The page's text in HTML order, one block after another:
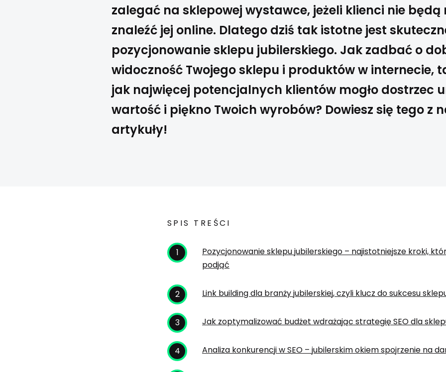
zalegać na sklepowej wystawce, jeżeli klienci nie będą
znaleźć jej online. Dlatego dziś tak istotne jest
pozycjonowanie sklepu jubilerskiego. Jak zadbać o
widoczność Twojego sklepu i produktów w internecie,
jak najwięcej potencjalnych klientów mogło dostrzec
wartość i piękno Twoich wyrobów? Dowiesz się tego z
artykuły!
SPIS TREŚCI
Pozycjonowanie sklepu jubilerskiego – najistotniejsze kroki,
podjąć
Link building dla branży jubilerskiej, czyli klucz do sukcesu
Jak zoptymalizować budżet wdrażając strategię SEO dla
Analiza konkurencji w SEO – jubilerskim okiem spojrzenie na